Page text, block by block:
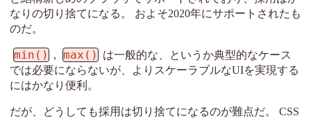
なりの切り捨てになる。 およそ2020年にサポートされたも
のだ。
min() , max() は一般的な、というか典型的なケース
では必要にならないが、よりスケーラブルなUIを実現する
にはかなり便利。
だが、どうしても採用は切り捨てになるのが難点だ。 CSS